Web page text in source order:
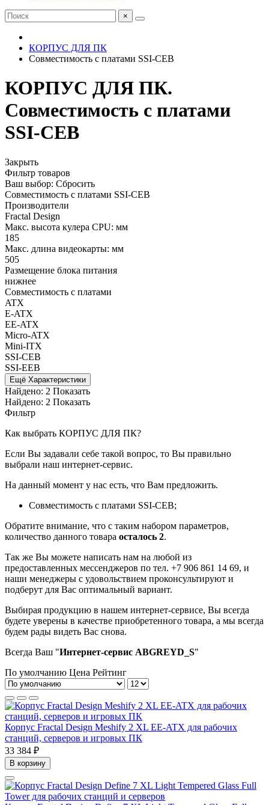
×
КОРПУС ДЛЯ ПК
Совместимость с платами SSI-CEB
КОРПУС ДЛЯ ПК.
Совместимость с платами
SSI-CEB
Закрыть
Фильтр товаров
Ваш выбор: Сбросить
Совместимость с платами SSI-CEB
Производители
Fractal Design
Макс. высота кулера CPU: мм
185
Макс. длина видеокарты: мм
505
Размещение блока питания
нижнее
Совместимость с платами
ATX
E-ATX
EE-ATX
Micro-ATX
Mini-ITX
SSI-CEB
SSI-EEB
Ещё Характеристики
Найдено: 2 Показать
Найдено: 2 Показать
Фильтр
Как выбрать КОРПУС ДЛЯ ПК?
Если Вы задавали себе такой вопрос, то Вы правильно
выбрали наш интернет-сервис.
На данный момент у нас есть, что Вам предложить.
Совместимость с платами SSI-CEB;
Обратите внимание, что с таким набором параметров,
количество данного товара осталось 2.
Так же Вы можете написать нам на любой из
предоставленных мессенджеров по тел. +7 906 861 14 69, и
наши менеджеры с удовольствием проконсультируют и
подберут для Вас оптимальный вариант.
Выбирая продукцию в нашем интернет-сервисе, Вы всегда
будете уверены в качестве приобретенного товара, а мы всегда
будем рады видеть Вас снова.
Всегда Ваш "Интернет-сервис ABGREYD_S"
По умолчанию Цена Рейтинг
Корпус Fractal Design Meshify 2 XL EE-ATX для рабочих
станций, серверов и игровых ПК
33 384 ₽
В корзину